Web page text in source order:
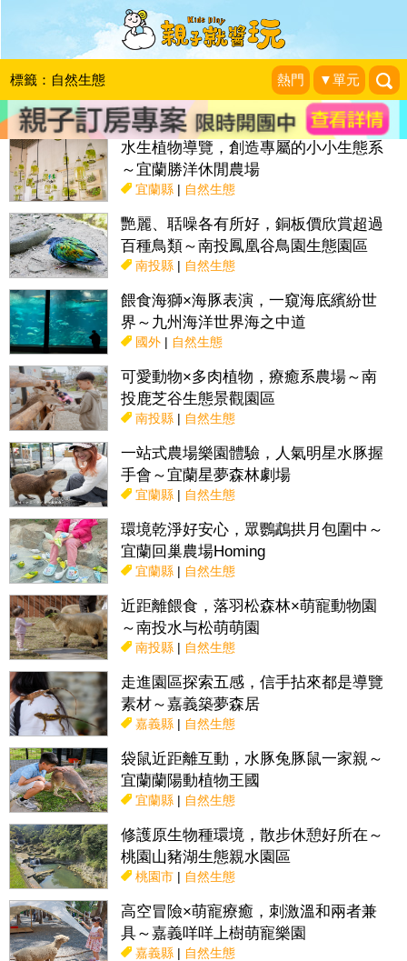
標籤：自然生態 熱門 ▼單元
搜尋目前位置》
話題： 親子活動＆展覽 親子餐廳 特色國小 親子露營地
水生植物導覽，創造專屬的小小生態系
～宜蘭勝洋休閒農場
宜蘭縣| 自然生態
艷麗、聒噪各有所好，銅板價欣賞超過
百種鳥類～南投鳳凰谷鳥園生態園區
南投縣| 自然生態
餵食海獅×海豚表演，一窺海底繽紛世
界～九州海洋世界海之中道
國外| 自然生態
可愛動物×多肉植物，療癒系農場～南
投鹿芝谷生態景觀園區
南投縣| 自然生態
一站式農場樂園體驗，人氣明星水豚握
手會～宜蘭星夢森林劇場
宜蘭縣| 自然生態
環境乾淨好安心，眾鸚鵡拱月包圍中～
宜蘭回巢農場Homing
宜蘭縣| 自然生態
近距離餵食，落羽松森林×萌寵動物園
～南投水与松萌萌園
南投縣| 自然生態
走進園區探索五感，信手拈來都是導覽
素材～嘉義築夢森居
嘉義縣| 自然生態
袋鼠近距離互動，水豚兔豚鼠一家親～
宜蘭蘭陽動植物王國
宜蘭縣| 自然生態
修護原生物種環境，散步休憩好所在～
桃園山豬湖生態親水園區
桃園市| 自然生態
高空冒險×萌寵療癒，刺激溫和兩者兼
具～嘉義咩咩上樹萌寵樂園
嘉義縣| 自然生態